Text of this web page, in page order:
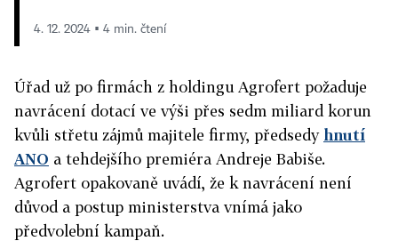
4. 12. 2024 ▪ 4 min. čtení
Úřad už po firmách z holdingu Agrofert požaduje
navrácení dotací ve výši přes sedm miliard korun
kvůli střetu zájmů majitele firmy, předsedy hnutí
ANO a tehdejšího premiéra Andreje Babiše.
Agrofert opakovaně uvádí, že k navrácení není
důvod a postup ministerstva vnímá jako
předvolební kampaň.